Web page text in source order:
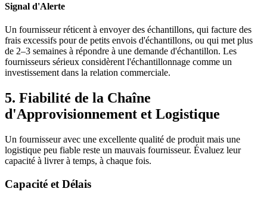
Signal d'Alerte
Un fournisseur réticent à envoyer des échantillons, qui facture des
frais excessifs pour de petits envois d'échantillons, ou qui met plus
de 2–3 semaines à répondre à une demande d'échantillon. Les
fournisseurs sérieux considèrent l'échantillonnage comme un
investissement dans la relation commerciale.
5. Fiabilité de la Chaîne
d'Approvisionnement et Logistique
Un fournisseur avec une excellente qualité de produit mais une
logistique peu fiable reste un mauvais fournisseur. Évaluez leur
capacité à livrer à temps, à chaque fois.
Capacité et Délais